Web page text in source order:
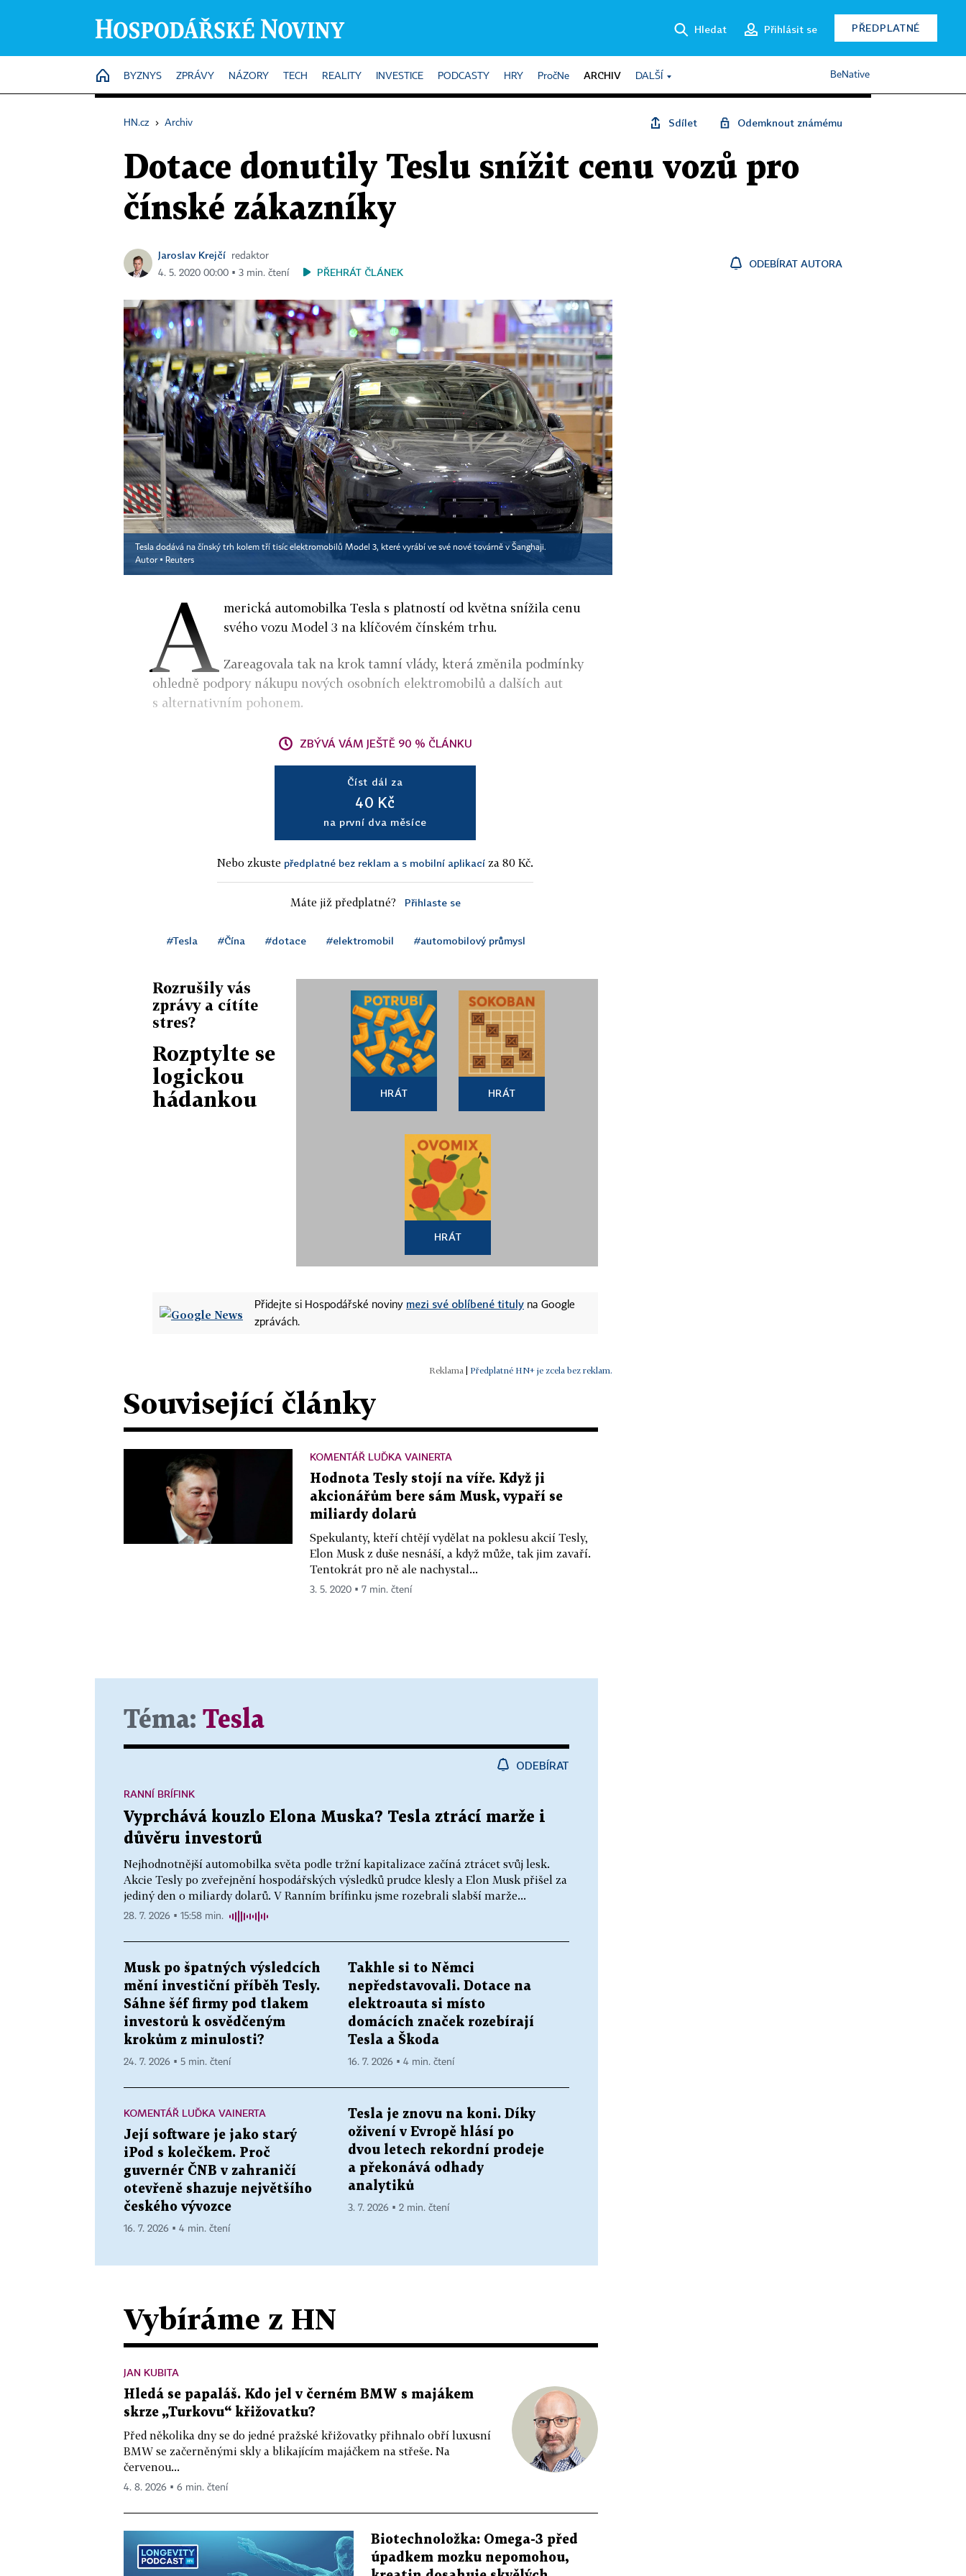
Hledat Přihlásit se PŘEDPLATNÉ
HOME
BYZNYS ZPRÁVY NÁZORY TECH REALITY INVESTICE PODCASTY HRY PročNe ARCHIV DALŠÍ BeNative
HN.cz › Archiv Sdílet Odemknout známému
Dotace donutily Teslu snížit cenu vozů pro
čínské zákazníky
Jaroslav Krejčí
redaktor
4. 5. 2020 00:00 ▪ 3 min. čtení
PŘEHRÁT ČLÁNEK
ODEBÍRAT AUTORA
Tesla dodává na čínský trh kolem tří tisíc elektromobilů Model 3, které vyrábí ve své nové továrně v Šanghaji.
Autor ▪ Reuters
A merická automobilka Tesla s platností od května snížila cenu
svého vozu Model 3 na klíčovém čínském trhu.
Zareagovala tak na krok tamní vlády, která změnila podmínky
ohledně podpory nákupu nových osobních elektromobilů a dalších aut
s alternativním pohonem.
ZBÝVÁ VÁM JEŠTĚ 90 % ČLÁNKU
Číst dál za
40 Kč
na první dva měsíce
Nebo zkuste předplatné bez reklam a s mobilní aplikací za 80 Kč.
Máte již předplatné? Přihlaste se
#Tesla #Čína #dotace #elektromobil #automobilový průmysl
Rozrušily vás
zprávy a cítíte
stres?
Rozptylte se
logickou
hádankou
HRÁT HRÁT
HRÁT
Přidejte si Hospodářské noviny mezi své oblíbené tituly na Google
zprávách.
| Předplatné HN+ je zcela bez reklam.
Související články
KOMENTÁŘ LUĎKA VAINERTA
Hodnota Tesly stojí na víře. Když ji
akcionářům bere sám Musk, vypaří se
miliardy dolarů
Spekulanty, kteří chtějí vydělat na poklesu akcií Tesly,
Elon Musk z duše nesnáší, a když může, tak jim zavaří.
Tentokrát pro ně ale nachystal...
3. 5. 2020 ▪ 7 min. čtení
Téma: Tesla
ODEBÍRAT
Vyprchává kouzlo Elona Muska? Tesla ztrácí marže i
důvěru investorů
Nejhodnotnější automobilka světa podle tržní kapitalizace začíná ztrácet svůj lesk.
Akcie Tesly po zveřejnění hospodářských výsledků prudce klesly a Elon Musk přišel za
jediný den o miliardy dolarů. V Ranním brífinku jsme rozebrali slabší marže...
RANNÍ BRÍFINK
28. 7. 2026 ▪ 15:58 min.
Musk po špatných výsledcích
mění investiční příběh Tesly.
Sáhne šéf firmy pod tlakem
investorů k osvědčeným
krokům z minulosti?
24. 7. 2026 ▪ 5 min. čtení
Takhle si to Němci
nepředstavovali. Dotace na
elektroauta si místo
domácích značek rozebírají
Tesla a Škoda
16. 7. 2026 ▪ 4 min. čtení
KOMENTÁŘ LUĎKA VAINERTA
Její software je jako starý
iPod s kolečkem. Proč
guvernér ČNB v zahraničí
otevřeně shazuje největšího
českého vývozce
16. 7. 2026 ▪ 4 min. čtení
Tesla je znovu na koni. Díky
oživení v Evropě hlásí po
dvou letech rekordní prodeje
a překonává odhady
analytiků
3. 7. 2026 ▪ 2 min. čtení
Vybíráme z HN
JAN KUBITA
Hledá se papaláš. Kdo jel v černém BMW s majákem
skrze „Turkovu“ křižovatku?
Před několika dny se do jedné pražské křižovatky přihnalo obří luxusní
BMW se začerněnými skly a blikajícím majáčkem na střeše. Na
červenou...
4. 8. 2026 ▪ 6 min. čtení
Biotechnoložka: Omega-3 před
úpadkem mozku nepomohou,